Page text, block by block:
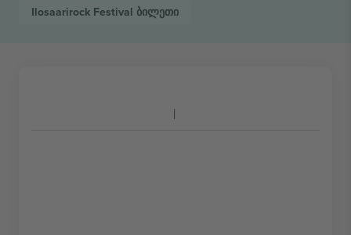
Ilosaarirock Festival ბილეთი